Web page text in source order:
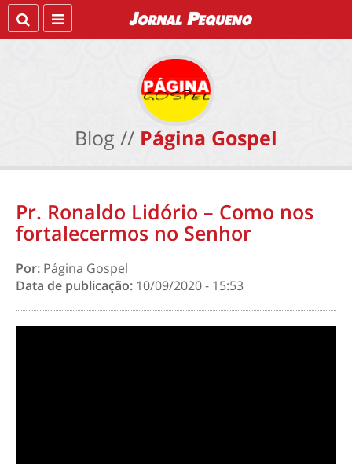
Blog // Página Gospel
Pr. Ronaldo Lidório – Como nos
fortalecermos no Senhor
Por: Página Gospel
Data de publicação: 10/09/2020 - 15:53